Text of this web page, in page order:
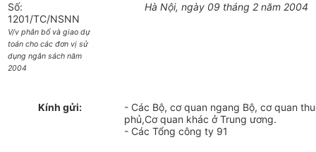
Số:
1201/TC/NSNN
V/v phân bổ và giao dự
toán cho các đơn vị sử
dụng ngân sách năm
2004
Hà Nội, ngày 09 tháng 2 năm 2004
Kính gửi:
- Các Bộ, cơ quan ngang Bộ, cơ quan
phủ,Cơ quan khác ở Trung ương.
- Các Tổng công ty 91